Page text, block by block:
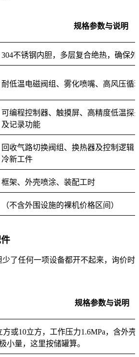
规格参数与说明
304不锈钢内胆，多层复合绝热，确保
耐低温电磁阀组、雾化喷嘴、高风压循
可编程控制器、触摸屏、高精度低温探
及记录功能
回收气路切换阀组、换热器及控制逻辑
冷新工件
框架、外壳喷涂、装配工时
（不含外围设施的裸机价格区间）
了任何一项设备都开不起来，询价时
规格参数与说明
方或10立方，工作压力1.6MPa，含外
小量，这里按储罐算。